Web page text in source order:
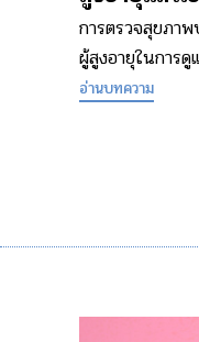
การตรวจสุขภา
ผู้สูงอายุในการดู
อ่านบทความ